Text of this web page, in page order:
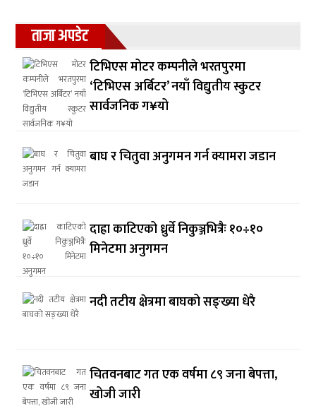
ताजा अपडेट
टिभिएस मोटर कम्पनीले भरतपुरमा
‘टिभिएस अर्बिटर’ नयाँ विद्युतीय स्कुटर
सार्वजनिक ग¥यो
बाघ र चितुवा अनुगमन गर्न क्यामरा जडान
दाह्रा काटिएको ध्रुर्वे निकुञ्जभित्रैः १०÷१०
मिनेटमा अनुगमन
नदी तटीय क्षेत्रमा बाघको सङ्ख्या धेरै
चितवनबाट गत एक वर्षमा ८९ जना बेपत्ता,
खोजी जारी